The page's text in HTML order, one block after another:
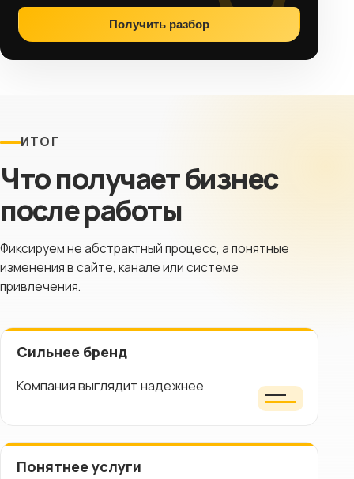
Получить разбор
ИТОГ
Что получает бизнес
после работы
Фиксируем не абстрактный процесс, а понятные
изменения в сайте, канале или системе
привлечения.
Сильнее бренд
Компания выглядит надежнее
Понятнее услуги